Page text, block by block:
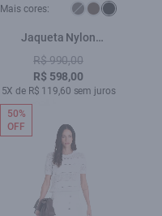
Mais cores:
Jaqueta Nylon
Windbreaker Golf Preto
R$ 990,00
R$ 598,00
5X de R$ 119,60 sem juros
50%
OFF